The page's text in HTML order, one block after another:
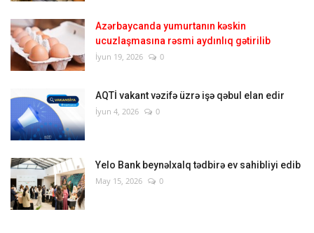
Azərbaycanda yumurtanın kəskin
ucuzlaşmasına rəsmi aydınlıq gətirilib
İyun 19, 2026 0
AQTİ vakant vəzifə üzrə işə qəbul elan edir
İyun 4, 2026 0
Yelo Bank beynəlxalq tədbirə ev sahibliyi edib
May 15, 2026 0